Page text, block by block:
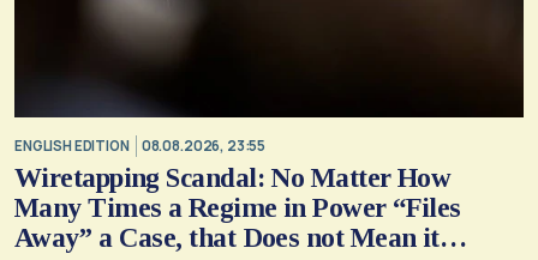
ENGLISH EDITION 08.08.2026, 23:55
Wiretapping Scandal: No Matter How
Many Times a Regime in Power “Files
Away” a Case, that Does not Mean it